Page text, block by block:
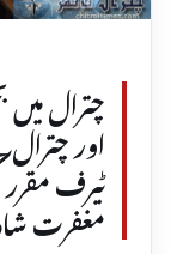
چترال میں
اور
ٹیرف
مغفرت